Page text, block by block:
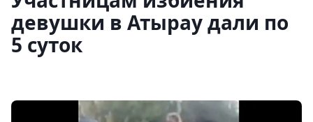
девушки в Атырау дали по
5 суток